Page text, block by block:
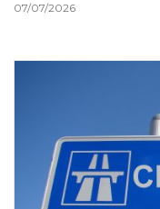
07/07/2026